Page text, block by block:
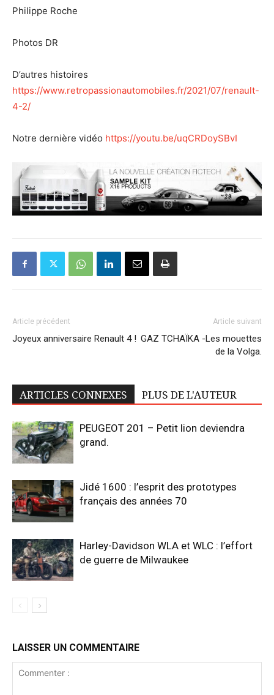
Philippe Roche
Photos DR
D’autres histoires
https://www.retropassionautomobiles.fr/2021/07/renault-
4-2/
Notre dernière vidéo https://youtu.be/uqCRDoySBvI
Article précédent
Joyeux anniversaire Renault 4 !
Article suivant
GAZ TCHAÏKA -Les mouettes
de la Volga.
ARTICLES CONNEXES PLUS DE L'AUTEUR
PEUGEOT 201 – Petit lion deviendra
grand.
Jidé 1600 : l’esprit des prototypes
français des années 70
Harley-Davidson WLA et WLC : l’effort
de guerre de Milwaukee
LAISSER UN COMMENTAIRE